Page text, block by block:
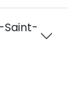
Saint-